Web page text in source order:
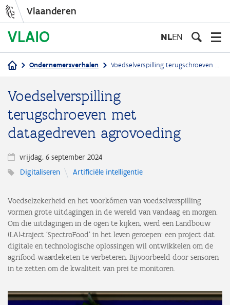
inhoud
Vlaanderen
NLEN
Ondernemersverhalen Voedselverspilling terugschroeven met datagedreven agrovoeding
Voedselverspilling
terugschroeven met
datagedreven agrovoeding
vrijdag, 6 september 2024
Digitaliseren
Artificiële intelligentie
Voedselzekerheid en het voorkómen van voedselverspilling
vormen grote uitdagingen in de wereld van vandaag en morgen.
Om die uitdagingen in de ogen te kijken, werd een Landbouw
(LA)-traject ‘SpectroFood’ in het leven geroepen: een project dat
digitale en technologische oplossingen wil ontwikkelen om de
agrifood-waardeketen te verbeteren. Bijvoorbeeld door sensoren
in te zetten om de kwaliteit van prei te monitoren.